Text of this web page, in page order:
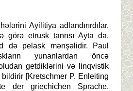
Ayilitiya adlandırırdılar,
görə etrusk tanrısı Ayta da,
də pelask mənşəlidir. Paul
yunanlardan öncə
getdiklərini və linqvistik
bildirir [Kretschmer P. Enleiting
der griechichen Sprache.